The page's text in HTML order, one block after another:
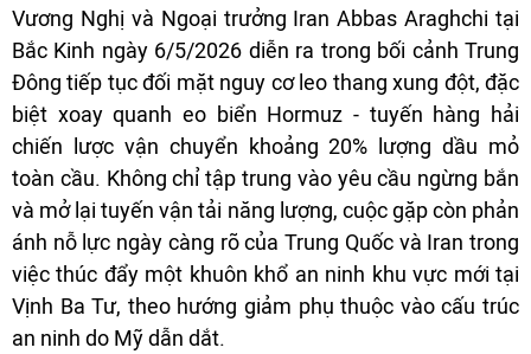
Vương Nghị và Ngoại trưởng Iran Abbas Araghchi tại
Bắc Kinh ngày 6/5/2026 diễn ra trong bối cảnh Trung
Đông tiếp tục đối mặt nguy cơ leo thang xung đột, đặc
biệt xoay quanh eo biển Hormuz - tuyến hàng hải
chiến lược vận chuyển khoảng 20% lượng dầu mỏ
toàn cầu. Không chỉ tập trung vào yêu cầu ngừng bắn
và mở lại tuyến vận tải năng lượng, cuộc gặp còn phản
ánh nỗ lực ngày càng rõ của Trung Quốc và Iran trong
việc thúc đẩy một khuôn khổ an ninh khu vực mới tại
Vịnh Ba Tư, theo hướng giảm phụ thuộc vào cấu trúc
an ninh do Mỹ dẫn dắt.